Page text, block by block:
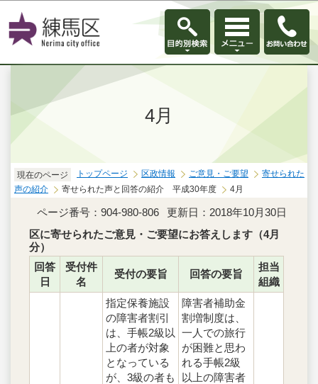
このページの本文へ移動
4月
現在のページ トップページ 区政情報 ご意見・ご要望
寄せられた
声の紹介
寄せられた声と回答の紹介 平成30年度 4月
ページ番号：904-980-806
更新日：2018年10月30日
区に寄せられたご意見・ご要望にお答えします（4月
分）
回答
日
受付件
名
受付の要旨 回答の要旨
担当
組織
指定保養施設
の障害者割引
は、手帳2級以
上の者が対象
となっている
が、3級の者も
障害者補助金
割増制度は、
一人での旅行
が困難と思わ
れる手帳2級
以上の障害者